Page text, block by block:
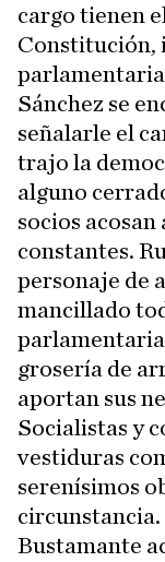
cargo tienen
Constitución,
Sánchez se
señalarle el
trajo la
alguno
socios
constantes.
personaje de
mancillado
grosería de
aportan sus
Socialistas y
vestiduras
serenísimos
circunstancia.
Bustamante